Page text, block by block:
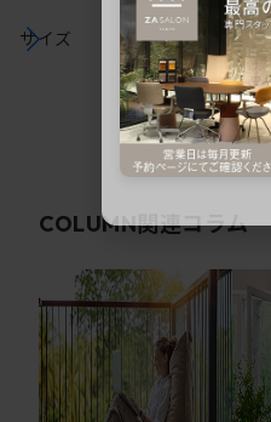
サイズ
COLUMN関連コラム